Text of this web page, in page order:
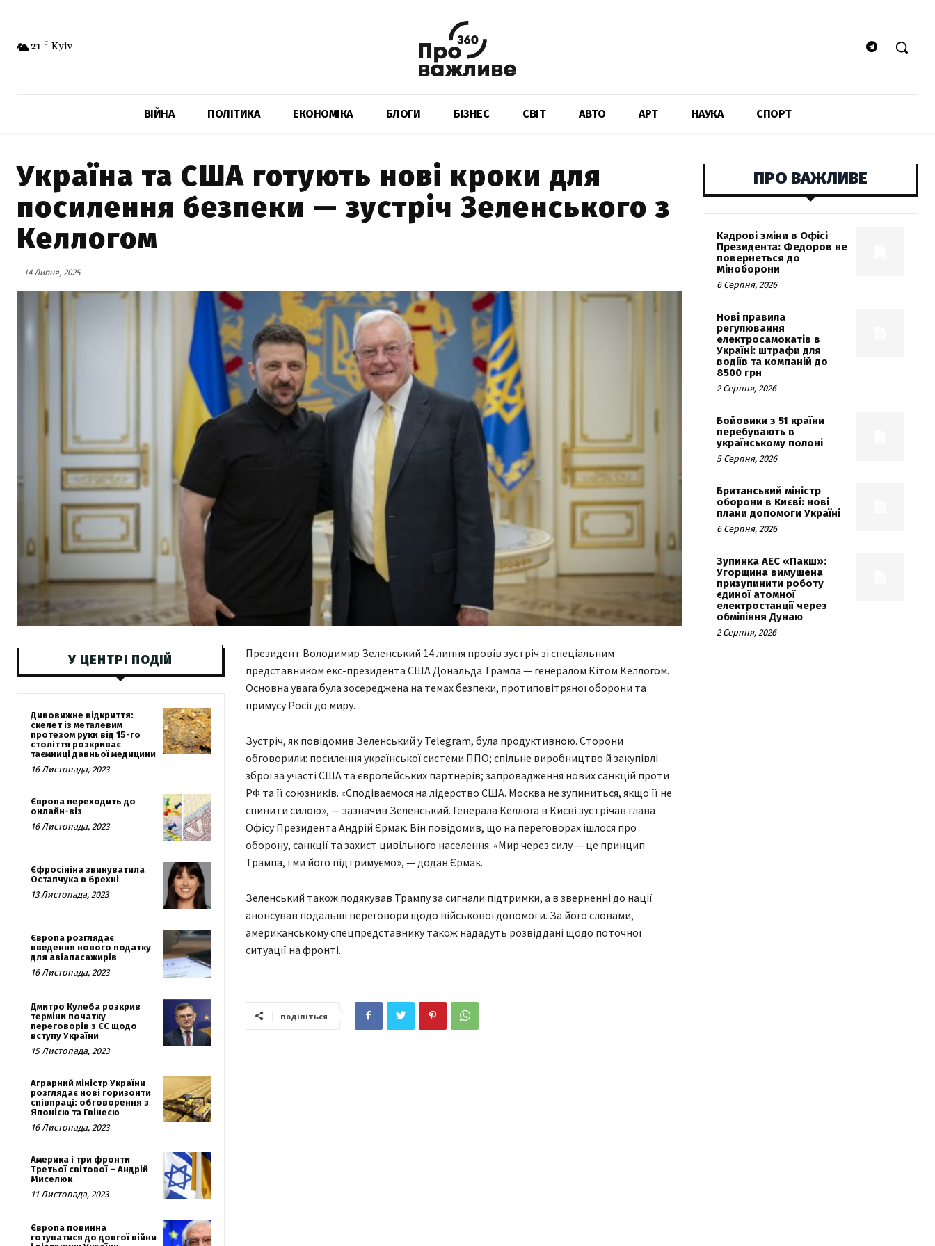
21 C Kyiv
ВІЙНА ПОЛІТИКА ЕКОНОМІКА БЛОГИ БІЗНЕС СВІТ АВТО АРТ НАУКА СПОРТ
Україна та США готують нові кроки для
посилення безпеки — зустріч Зеленського з
Келлогом
14 Липня, 2025
У ЦЕНТРІ ПОДІЙ
Дивовижне відкриття:
скелет із металевим
протезом руки від 15-го
століття розкриває
таємниці давньої медицини
16 Листопада, 2023
Європа переходить до
онлайн-віз
16 Листопада, 2023
Єфросініна звинуватила
Остапчука в брехні
13 Листопада, 2023
Європа розглядає
введення нового податку
для авіапасажирів
16 Листопада, 2023
Дмитро Кулеба розкрив
терміни початку
переговорів з ЄС щодо
вступу України
15 Листопада, 2023
Аграрний міністр України
розглядає нові горизонти
співпраці: обговорення з
Японією та Гвінеєю
16 Листопада, 2023
Америка і три фронти
Третьої світової – Андрій
Миселюк
11 Листопада, 2023
Європа повинна
готуватися до довгої війни
Президент Володимир Зеленський 14 липня провів зустріч зі спеціальним
представником екс-президента США Дональда Трампа — генералом Кітом Келлогом.
Основна увага була зосереджена на темах безпеки, протиповітряної оборони та
примусу Росії до миру.
Зустріч, як повідомив Зеленський у Telegram, була продуктивною. Сторони
обговорили: посилення української системи ППО; спільне виробництво й закупівлі
зброї за участі США та європейських партнерів; запровадження нових санкцій проти
РФ та її союзників. «Сподіваємося на лідерство США. Москва не зупиниться, якщо її не
спинити силою», — зазначив Зеленський. Генерала Келлога в Києві зустрічав глава
Офісу Президента Андрій Єрмак. Він повідомив, що на переговорах ішлося про
оборону, санкції та захист цивільного населення. «Мир через силу — це принцип
Трампа, і ми його підтримуємо», — додав Єрмак.
Зеленський також подякував Трампу за сигнали підтримки, а в зверненні до нації
анонсував подальші переговори щодо військової допомоги. За його словами,
американському спецпредставнику також нададуть розвіддані щодо поточної
ситуації на фронті.
поділіться
ПРО ВАЖЛИВЕ
Кадрові зміни в Офісі
Президента: Федоров не
повернеться до
Міноборони
6 Серпня, 2026
Нові правила
регулювання
електросамокатів в
Україні: штрафи для
водіїв та компаній до
8500 грн
2 Серпня, 2026
Бойовики з 51 країни
перебувають в
українському полоні
5 Серпня, 2026
Британський міністр
оборони в Києві: нові
плани допомоги Україні
6 Серпня, 2026
Зупинка АЕС «Пакш»:
Угорщина вимушена
призупинити роботу
єдиної атомної
електростанції через
обміління Дунаю
2 Серпня, 2026